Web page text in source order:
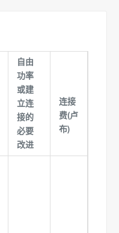
自由
功率
或建
立连
接的
必要
改进
连接
费(卢
布)